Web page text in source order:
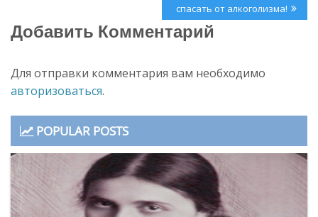
спасать от алкоголизма!
Добавить Комментарий
Для отправки комментария вам необходимо
авторизоваться.
POPULAR POSTS